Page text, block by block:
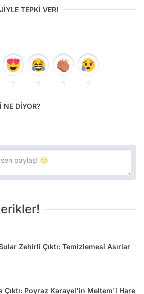
TEPKİ VER!
1 1 1 1
NE DİYOR?
Zehirli Çıktı: Temizlemesi Asırlar
Çıktı: Poyraz Karayel'in Meltem'i Hare